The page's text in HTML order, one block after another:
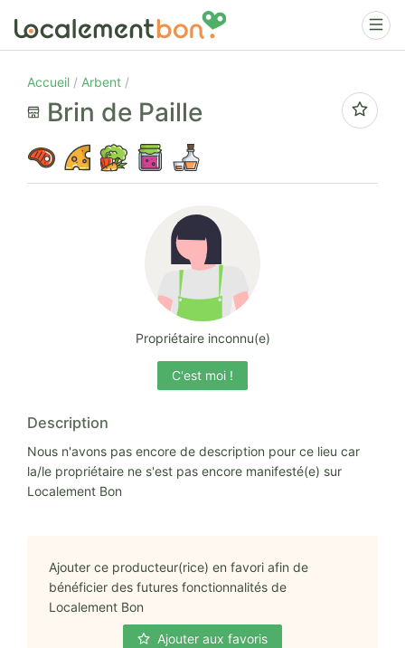
Accueil Arbent
Brin de Paille
Propriétaire inconnu(e)
C'est moi !
Description
Nous n'avons pas encore de description pour ce lieu car
la/le propriétaire ne s'est pas encore manifesté(e) sur
Localement Bon
Ajouter ce producteur(rice) en favori afin de
bénéficier des futures fonctionnalités de
Localement Bon
Ajouter aux favoris